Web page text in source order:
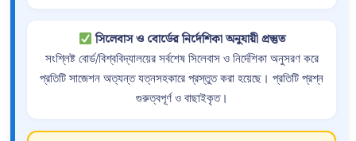
সিলেবাস ও বোর্ডের নির্দেশিকা অনুযায়ী প্রস্তুত
সংশ্লিষ্ট বোর্ড/বিশ্ববিদ্যালয়ের সর্বশেষ সিলেবাস ও নির্দেশিকা অনুসরণ করে
প্রতিটি সাজেশন অত্যন্ত যত্নসহকারে প্রস্তুত করা হয়েছে। প্রতিটি প্রশ্ন
গুরুত্বপূর্ণ ও বাছাইকৃত।